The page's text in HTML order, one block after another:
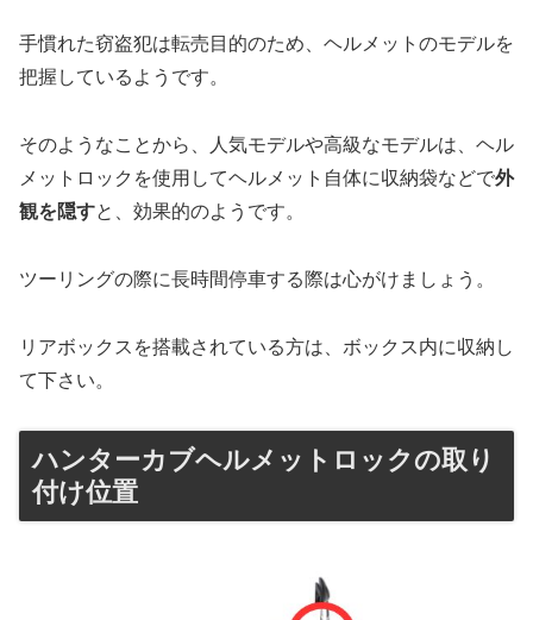
手慣れた窃盗犯は転売目的のため、ヘルメットのモデルを
把握しているようです。
そのようなことから、人気モデルや高級なモデルは、ヘル
メットロックを使用してヘルメット自体に収納袋などで外
観を隠すと、効果的のようです。
ツーリングの際に長時間停車する際は心がけましょう。
リアボックスを搭載されている方は、ボックス内に収納し
て下さい。
ハンターカブヘルメットロックの取り
付け位置